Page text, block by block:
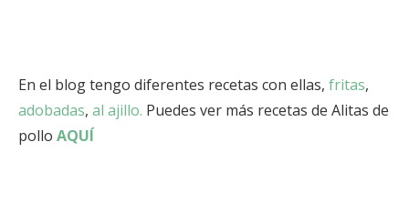
En el blog tengo diferentes recetas con ellas, fritas,
adobadas, al ajillo. Puedes ver más recetas de Alitas de
pollo AQUÍ